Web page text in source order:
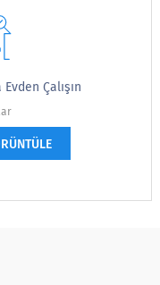
izin veren sessiz,
Çalışın